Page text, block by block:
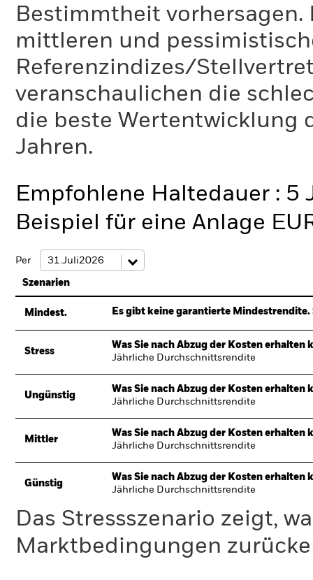
Bestimmtheit
mittleren und
Referenzindizes/
veranschaulichen die
die beste Wertentwicklung
Jahren.
Empfohlene Haltedauer : 5
Beispiel für eine Anlage
Per
Szenarien
Mindest. Es gibt keine garantierte
Stress
Was Sie nach Abzug der Kosten erhalten
Jährliche Durchschnittsrendite
Ungünstig
Was Sie nach Abzug der Kosten erhalten
Jährliche Durchschnittsrendite
Mittler
Was Sie nach Abzug der Kosten erhalten
Jährliche Durchschnittsrendite
Günstig
Was Sie nach Abzug der Kosten erhalten
Jährliche Durchschnittsrendite
Das Stressszenario zeigt,
Marktbedingungen